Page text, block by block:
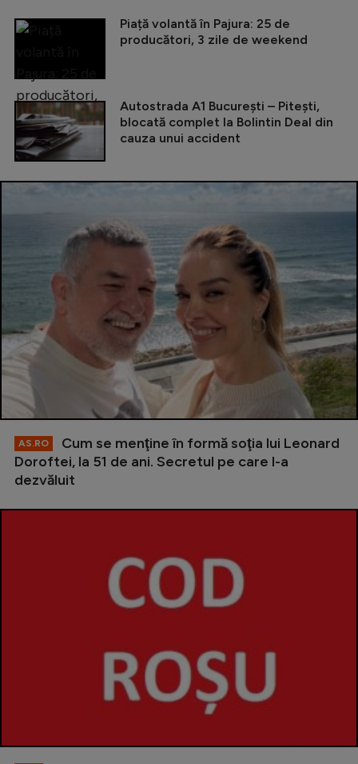
Piață volantă în Pajura: 25 de
producători, 3 zile de weekend
Autostrada A1 București – Pitești,
blocată complet la Bolintin Deal din
cauza unui accident
AS.RO
Cum se menţine în formă soţia lui Leonard
Doroftei, la 51 de ani. Secretul pe care l-a
dezvăluit